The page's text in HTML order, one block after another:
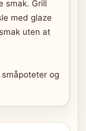
smak. Grill
med glaze
uten at
og